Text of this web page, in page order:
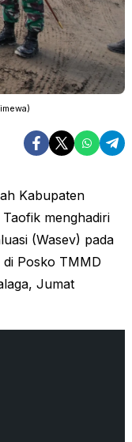
Kabupaten
menghadiri
(Wasev) pada
Posko TMMD
Jumat